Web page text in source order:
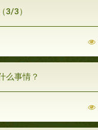
3/3）
么事情？